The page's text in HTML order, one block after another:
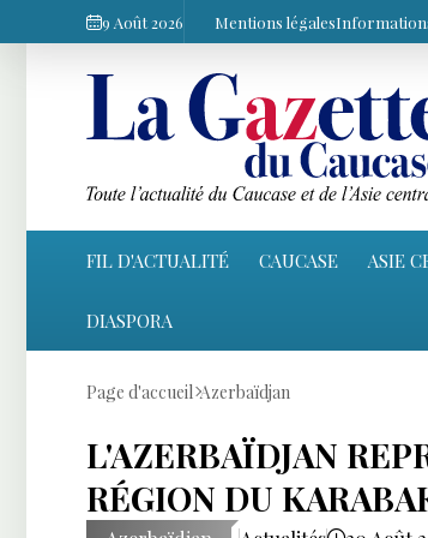
9 Août 2026 Mentions légales
FIL D'ACTUALITÉ CAUCASE ASIE
DIASPORA
Page d'accueil Azerbaïdjan
L'AZERBAÏDJAN
RÉGION DU